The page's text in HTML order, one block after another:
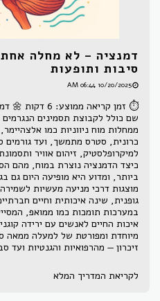
דמנציה – לא מחלה
סיבות ותופעות
10/20/2025 06:44 AM
⏱ זמן קריאה
שם כולל לקבוצת תסמינים
ממחלות מוח ניווניות כמו
כרונית, סטרס מתמשך, ועד גורמים
למיקרופלסטיק, זיהום אוויר
כיצד הדמנציה נוצרת במוח, מהם
ביותר, ומדוע היא מופיעה היום גם
מוצגות דרכי מניעה מעשיות
גופנית, שינה איכותית וחיים
במערכות תומכות כמו ממואפ,
איכות החיים לאנשים עם ירידה
מיוחדת ומפורטת של למעלה ממאה
זיכרון — מהרפואיות והגנטיות ועד
לקריאת המדריך המלא